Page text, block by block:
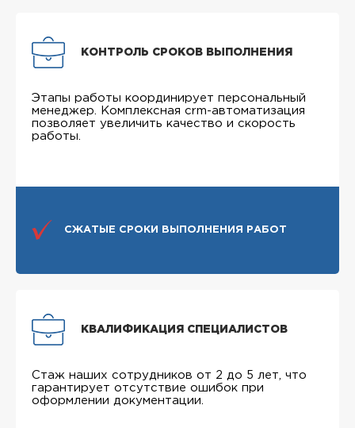
КОНТРОЛЬ СРОКОВ ВЫПОЛНЕНИЯ
Этапы работы координирует персональный
менеджер. Комплексная crm-автоматизация
позволяет увеличить качество и скорость
работы.
СЖАТЫЕ СРОКИ ВЫПОЛНЕНИЯ РАБОТ
КВАЛИФИКАЦИЯ СПЕЦИАЛИСТОВ
Стаж наших сотрудников от 2 до 5 лет, что
гарантирует отсутствие ошибок при
оформлении документации.